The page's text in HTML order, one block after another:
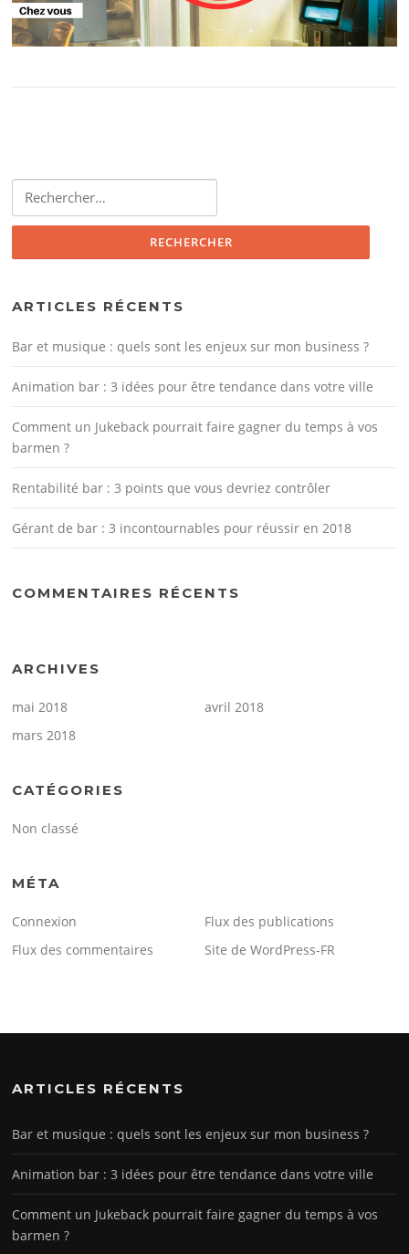
ARTICLES RÉCENTS
Bar et musique : quels sont les enjeux sur mon business ?
Animation bar : 3 idées pour être tendance dans votre ville
Comment un Jukeback pourrait faire gagner du temps à vos
barmen ?
Rentabilité bar : 3 points que vous devriez contrôler
Gérant de bar : 3 incontournables pour réussir en 2018
COMMENTAIRES RÉCENTS
ARCHIVES
mai 2018
avril 2018
mars 2018
CATÉGORIES
Non classé
MÉTA
Connexion
Flux des publications
Flux des commentaires
Site de WordPress-FR
ARTICLES RÉCENTS
Bar et musique : quels sont les enjeux sur mon business ?
Animation bar : 3 idées pour être tendance dans votre ville
Comment un Jukeback pourrait faire gagner du temps à vos
barmen ?